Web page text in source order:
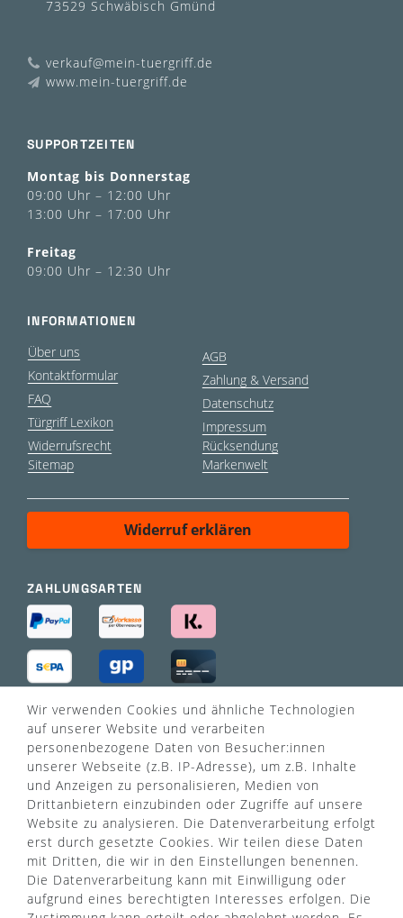
73529 Schwäbisch Gmünd
verkauf@mein-tuergriff.de
www.mein-tuergriff.de
SUPPORTZEITEN
Montag bis Donnerstag
09:00 Uhr – 12:00 Uhr
13:00 Uhr – 17:00 Uhr
Freitag
09:00 Uhr – 12:30 Uhr
INFORMATIONEN
Über uns
Kontaktformular
FAQ
Türgriff Lexikon
Widerrufsrecht
Sitemap
AGB
Zahlung & Versand
Datenschutz
Impressum
Rücksendung
Markenwelt
Widerruf erklären
ZAHLUNGSARTEN
VERSANDART
Wir verwenden Cookies und ähnliche Technologien
auf unserer Website und verarbeiten
personenbezogene Daten von Besucher:innen
unserer Webseite (z.B. IP-Adresse), um z.B. Inhalte
und Anzeigen zu personalisieren, Medien von
Drittanbietern einzubinden oder Zugriffe auf unsere
Website zu analysieren. Die Datenverarbeitung erfolgt
erst durch gesetzte Cookies. Wir teilen diese Daten
mit Dritten, die wir in den Einstellungen benennen.
Die Datenverarbeitung kann mit Einwilligung oder
aufgrund eines berechtigten Interesses erfolgen. Die